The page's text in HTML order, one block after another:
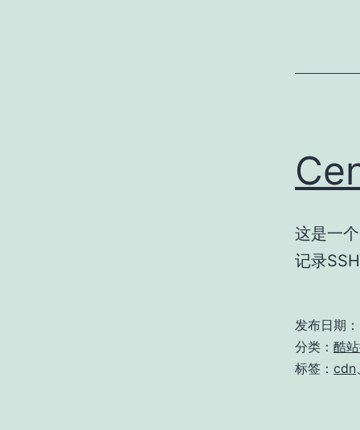
这是一
记录
发布日期：
分类： 酷
标签： cdn